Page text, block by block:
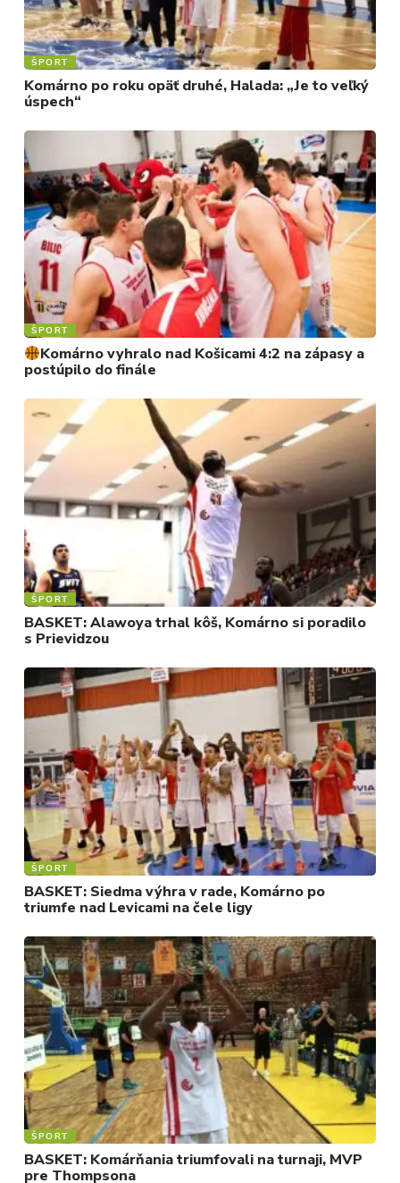
ŠPORT
Komárno po roku opäť druhé, Halada: „Je to veľký
úspech“
ŠPORT
Komárno vyhralo nad Košicami 4:2 na zápasy a
postúpilo do finále
ŠPORT
BASKET: Alawoya trhal kôš, Komárno si poradilo
s Prievidzou
ŠPORT
BASKET: Siedma výhra v rade, Komárno po
triumfe nad Levicami na čele ligy
ŠPORT
BASKET: Komárňania triumfovali na turnaji, MVP
pre Thompsona